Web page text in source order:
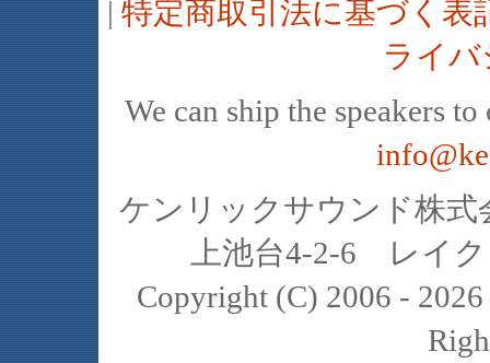
| 特定商取引法に基づく表
ライ
We can ship the speakers
ケンリックサウンド株
上池台4-2-6 レイ
Copyright (C) 2006 -